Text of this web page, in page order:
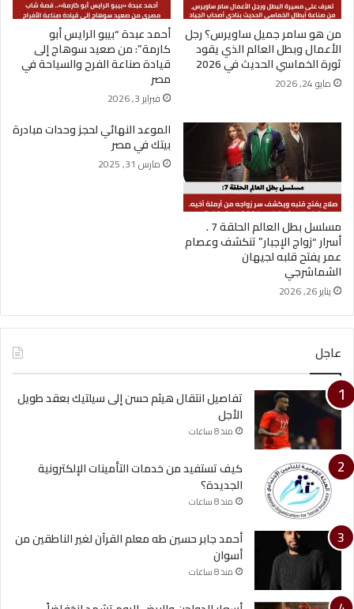
من هو سامر جميل ساويرس؟ رجل
الأعمال وبطل العالم الذي يقود
ثورة الخماسي الحديث في 2026
مايو 24, 2026
أحمد عبدة “بيبو الرايس أبو
كارمة”: من صعيد سوهاج إلى
قيادة صناعة الفرح والسياحة في
مصر
فبراير 3, 2026
مسلسل بطل العالم الحلقة 7 .
أسرار “زواج الإجبار” تنكشف وعصام
عمر يفتح قلبه لجيهان
الشماشرجي
يناير 26, 2026
الموعد النهائي لحجز وحدات مبادرة
بيتك في مصر
مارس 31, 2025
عاجل
تفاصيل انتقال هيثم حسن إلى سيلتيك بعقد طويل
الأجل
منذ 8 ساعات
كيف تستفيد من خدمات التأمينات الإلكترونية
الجديدة؟
منذ 8 ساعات
أحمد جابر حسين طه معلم القرآن لغير الناطقين من
أسوان
منذ 8 ساعات